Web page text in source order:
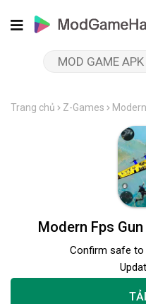
MOD GAME APK
Trang chủ Z-Games
Modern Fps
Confirm safe to